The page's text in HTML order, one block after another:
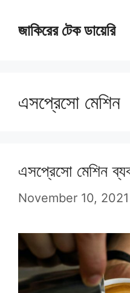
জাকিরের টেক ডায়েরি
এসপ্রেসো মেশিন
এসপ্রেসো মেশিন
November 10, 2021